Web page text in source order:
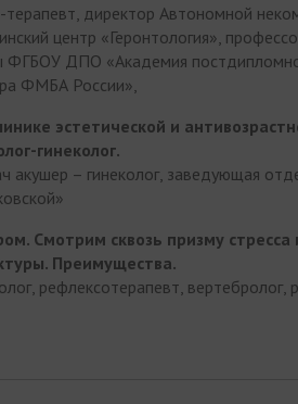
терапевт, директор Автономной
центр «Геронтология»,
ФГБОУ ДПО «Академия
ФМБА России»,
эстетической и
гинеколог.
акушер – гинеколог, заведующая
Смотрим сквозь призму
Преимущества.
рефлексотерапевт, вертебролог,